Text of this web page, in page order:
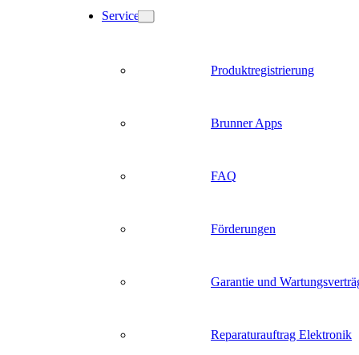
Service
Produktregistrierung
Brunner Apps
FAQ
Förderungen
Garantie und
Reparaturauftrag Elektronik